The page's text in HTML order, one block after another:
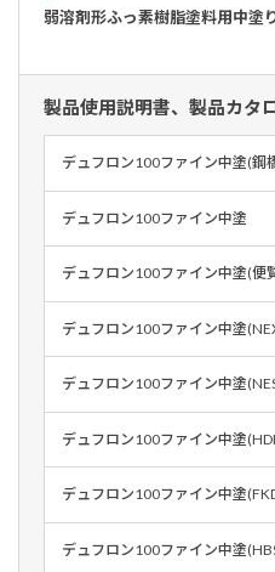
弱溶剤形ふっ素樹脂塗料用中塗
製品使用説明書、製品カタ
デュフロン100ファイン中塗(鋼
デュフロン100ファイン中塗
デュフロン100ファイン中塗(便
デュフロン100ファイン中塗
デュフロン100ファイン中塗
デュフロン100ファイン中塗
デュフロン100ファイン中塗
デュフロン100ファイン中塗